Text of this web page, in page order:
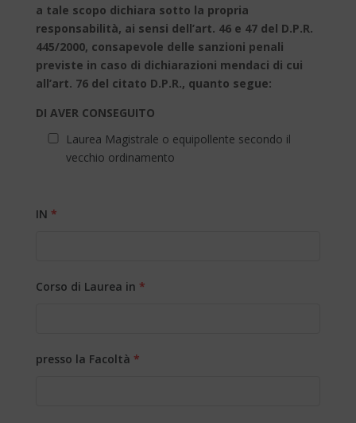
a tale scopo dichiara sotto la propria
responsabilità, ai sensi dell’art. 46 e 47 del D.P.R.
445/2000, consapevole delle sanzioni penali
previste in caso di dichiarazioni mendaci di cui
all’art. 76 del citato D.P.R., quanto segue:
DI AVER CONSEGUITO
Laurea Magistrale o equipollente secondo il
vecchio ordinamento
IN *
Corso di Laurea in *
presso la Facoltà *